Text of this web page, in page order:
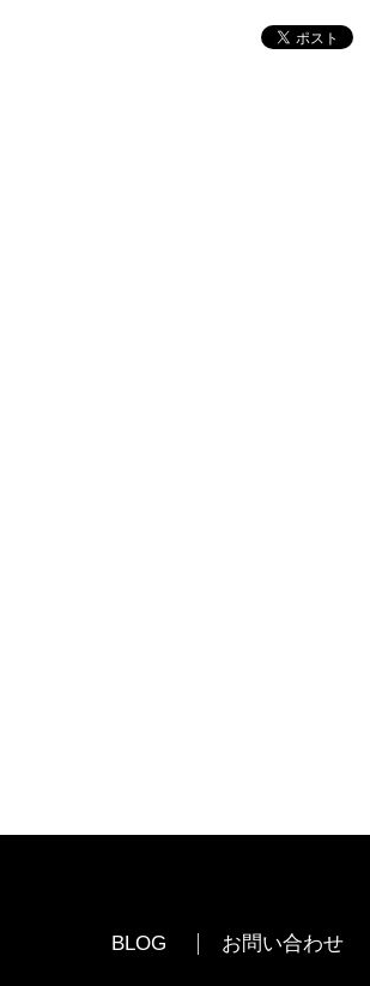
BLOG お問い合わせ